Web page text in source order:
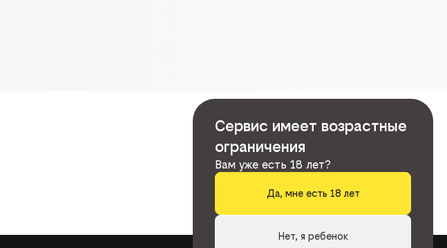
Сервис имеет возрастные
ограничения
Вам уже есть 18 лет?
Да, мне есть 18 лет
Нет, я ребенок